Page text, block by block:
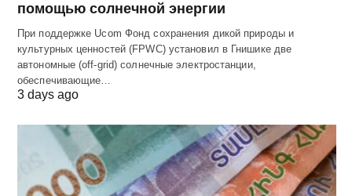
помощью солнечной энергии
При поддержке Ucom Фонд сохранения дикой природы и
культурных ценностей (FPWC) установил в Гнишике две
автономные (off-grid) солнечные электростанции,
обеспечивающие…
3 days ago